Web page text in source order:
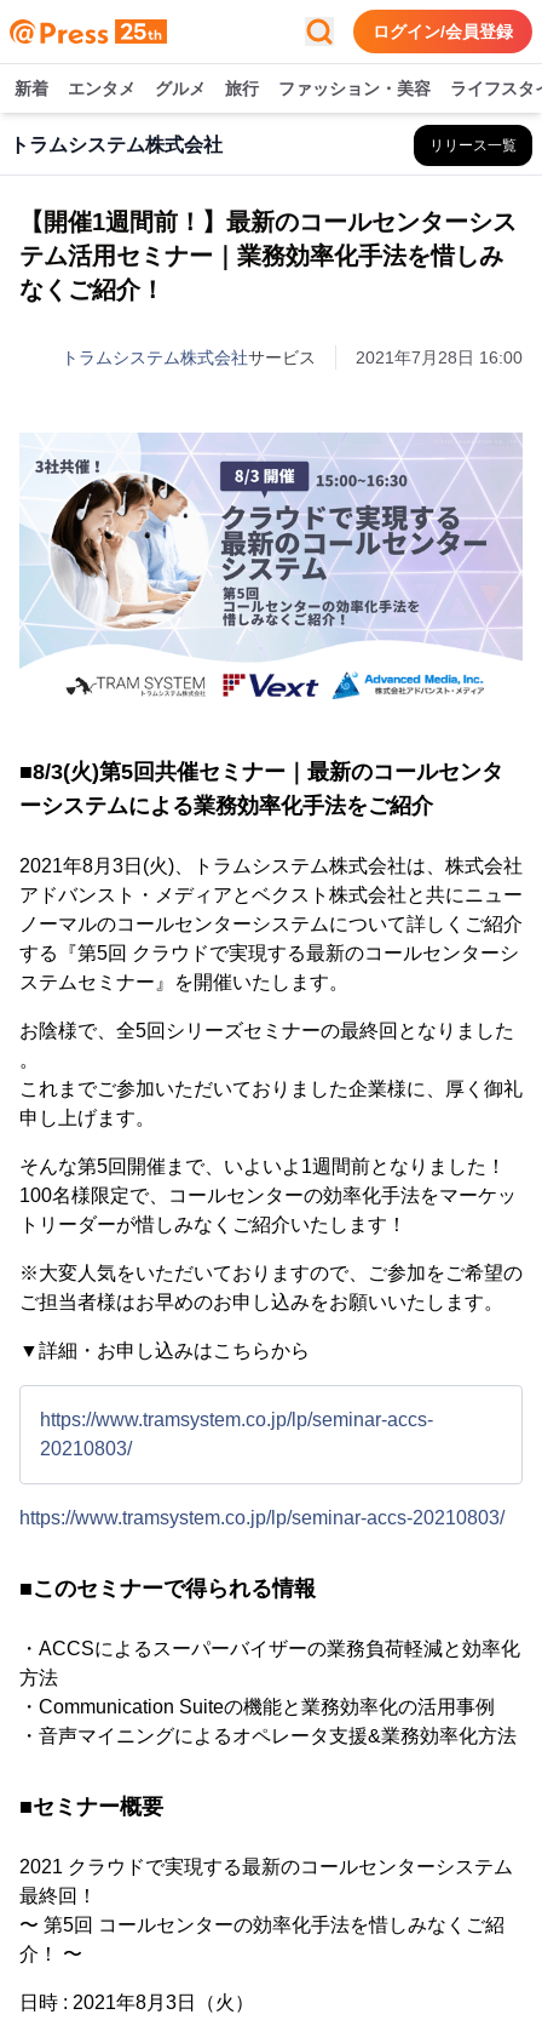
ログイン/会員登録
新着 エンタメ グルメ 旅行 ファッション・美容 ライフスタ
トラムシステム株式会社 リリース一覧
【開催1週間前！】最新のコールセンターシス
テム活用セミナー｜業務効率化手法を惜しみ
なくご紹介！
トラムシステム株式会社サービス 2021年7月28日 16:00
■8/3(火)第5回共催セミナー｜最新のコールセンタ
ーシステムによる業務効率化手法をご紹介
2021年8月3日(火)、トラムシステム株式会社は、株式会社
アドバンスト・メディアとベクスト株式会社と共にニュー
ノーマルのコールセンターシステムについて詳しくご紹介
する『第5回 クラウドで実現する最新のコールセンターシ
ステムセミナー』を開催いたします。
お陰様で、全5回シリーズセミナーの最終回となりました
。
これまでご参加いただいておりました企業様に、厚く御礼
申し上げます。
そんな第5回開催まで、いよいよ1週間前となりました！
100名様限定で、コールセンターの効率化手法をマーケッ
トリーダーが惜しみなくご紹介いたします！
※大変人気をいただいておりますので、ご参加をご希望の
ご担当者様はお早めのお申し込みをお願いいたします。
▼詳細・お申し込みはこちらから
https://www.tramsystem.co.jp/lp/seminar-accs-
20210803/
https://www.tramsystem.co.jp/lp/seminar-accs-20210803/
■このセミナーで得られる情報
・ACCSによるスーパーバイザーの業務負荷軽減と効率化
方法
・Communication Suiteの機能と業務効率化の活用事例
・音声マイニングによるオペレータ支援&業務効率化方法
■セミナー概要
2021 クラウドで実現する最新のコールセンターシステム
最終回！
〜 第5回 コールセンターの効率化手法を惜しみなくご紹
介！ 〜
日時 : 2021年8月3日（火）